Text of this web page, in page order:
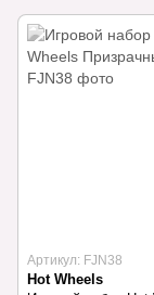
Артикул: FJN38
Hot Wheels